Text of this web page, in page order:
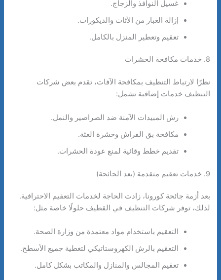
غسيل النوافذ والزجاج.
إزالة الغبار من الأثاث والديكورات.
تعقيم وتعطير المنزل بالكامل.
8. خدمات مكافحة الحشرات
نظرًا لارتباط التنظيف بمكافحة الآفات، تقدم بعض شركات
التنظيف خدمات إضافية تشمل:
رش المبيدات الآمنة ضد الصراصير والنمل.
مكافحة بق الفراش وحشرة العثة.
تقديم خطط وقائية لمنع عودة الحشرات.
9. خدمات تعقيم متقدمة (بعد الجائحة)
بعد أزمة جائحة كورونا، زادت الحاجة لخدمات التعقيم الاحترافية.
لذلك، توفر شركات التنظيف في القطيف حلولًا خاصة مثل:
التعقيم باستخدام مواد معتمدة من وزارة الصحة.
التعقيم بالرش الكهروستاتيكي لتغطية جميع الأسطح.
تعقيم المجالس والمنازل والمكاتب بشكل كامل.